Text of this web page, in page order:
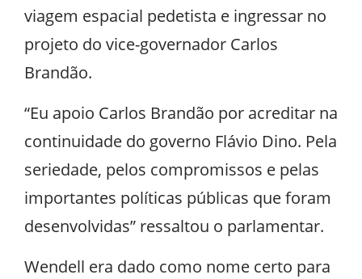
viagem espacial pedetista e ingressar no
projeto do vice-governador Carlos
Brandão.
“Eu apoio Carlos Brandão por acreditar na
continuidade do governo Flávio Dino. Pela
seriedade, pelos compromissos e pelas
importantes políticas públicas que foram
desenvolvidas” ressaltou o parlamentar.
Wendell era dado como nome certo para